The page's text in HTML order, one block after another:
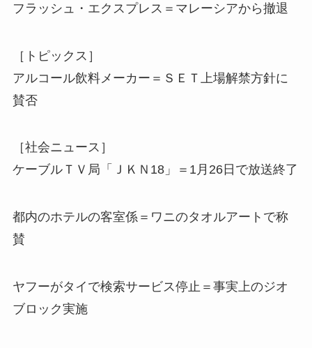
フラッシュ・エクスプレス＝マレーシアから撤退
［トピックス］
アルコール飲料メーカー＝ＳＥＴ上場解禁方針に
賛否
［社会ニュース］
ケーブルＴＶ局「ＪＫＮ18」＝1月26日で放送終了
都内のホテルの客室係＝ワニのタオルアートで称
賛
ヤフーがタイで検索サービス停止＝事実上のジオ
ブロック実施